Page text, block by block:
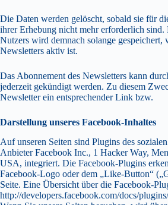
Die Daten werden gelöscht, sobald sie für
ihrer Erhebung nicht mehr erforderlich
Nutzers wird demnach solange gespeichert,
Newsletters aktiv ist.
Das Abonnement des Newsletters kann
jederzeit gekündigt werden. Zu diesem
Newsletter ein entsprechender Link bzw.
Darstellung unseres Facebook-Inhaltes
Auf unseren Seiten sind Plugins des
Anbieter Facebook Inc., 1 Hacker Way,
USA, integriert. Die Facebook-Plugins
Facebook-Logo oder dem „Like-Button“
Seite. Eine Übersicht über die Facebook-
http://developers.facebook.com/docs/plugins/